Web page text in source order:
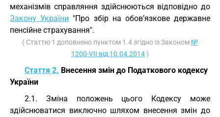
механізмів справляння здійснюються відповідно до
Закону України "Про збір на обов’язкове державне
пенсійне страхування".
( Статтю 1 доповнено пунктом 1.4 згідно із Законом №
1200-VII від 10.04.2014)
Стаття 2. Внесення змін до Податкового кодексу
України
2.1. Зміна положень цього Кодексу може
здійснюватися виключно шляхом внесення змін до